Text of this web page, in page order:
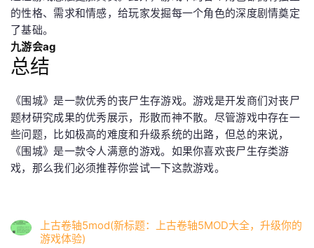
的性格、需求和情感，给玩家发掘每一个角色的深度剧情奠定
了基础。
九游会ag
总结
《围城》是一款优秀的丧尸生存游戏。游戏是开发商们对丧尸
题材研究成果的优秀展示，形散而神不散。尽管游戏中存在一
些问题，比如极高的难度和升级系统的出路，但总的来说，
《围城》是一款令人满意的游戏。如果你喜欢丧尸生存类游
戏，那么我们必须推荐你尝试一下这款游戏。
上古卷轴5mod(新标题：上古卷轴5MOD大全，升级你的
游戏体验)